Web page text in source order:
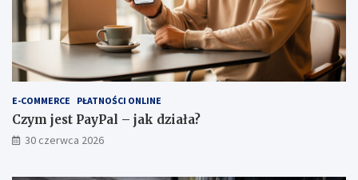
E-COMMERCE PŁATNOŚCI ONLINE
Czym jest PayPal – jak działa?
30 czerwca 2026